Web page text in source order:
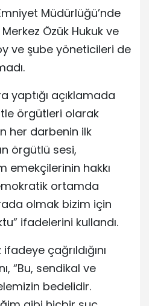
Müdürlüğü’nde
Özük Hukuk ve
ve şube yöneticileri de
yaptığı açıklamada
örgütleri olarak
her darbenin ilk
örgütlü sesi,
emekçilerinin hakkı
ortamda
olmak bizim için
ifadelerini kullandı.
çağrıldığını
“Bu, sendikal ve
bedelidir.